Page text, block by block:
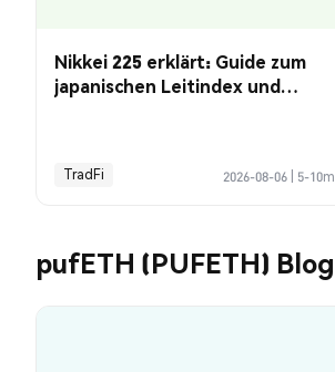
Nikkei 225 erklärt: Guide zum
japanischen Leitindex und
TradFi 2026-08-06 5-10m
pufETH (PUFETH) Blog